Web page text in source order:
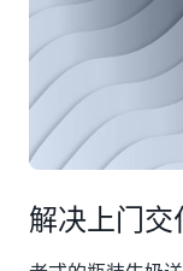
解决上门交